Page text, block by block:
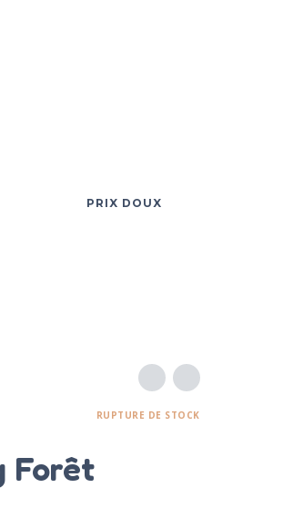
PRIX DOUX
RUPTURE DE STOCK
Forêt